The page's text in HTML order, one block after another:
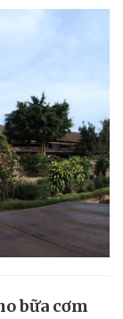
bữa cơm